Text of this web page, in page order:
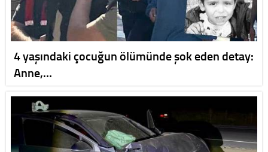
4 yaşındaki çocuğun ölümünde şok eden detay:
Anne,…